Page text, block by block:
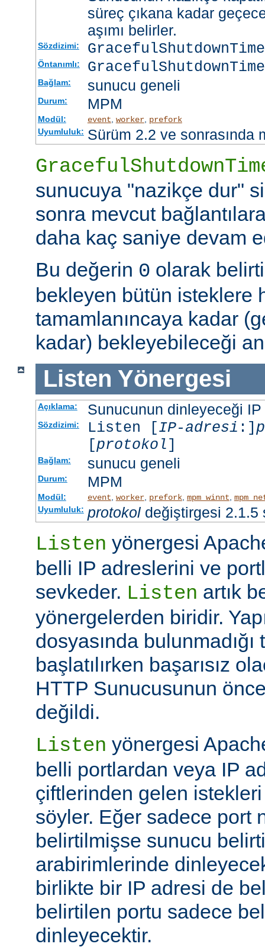
süreç çıkana kadar
aşımı belirler.
Sözdizimi:
Öntanımlı:
Bağlam: sunucu geneli
Durum: MPM
Modül: event, worker, prefork
Uyumluluk: Sürüm 2.2 ve sonrasında
sunucuya "nazikçe dur"
sonra mevcut
daha kaç saniye devam
Bu değerin 0 olarak
bekleyen bütün isteklere
tamamlanıncaya kadar
kadar) bekleyebileceği
Listen Yönergesi
Açıklama: Sunucunun dinleyeceği
Sözdizimi: Listen [IP-adresi :]
[protokol]
Bağlam: sunucu geneli
Durum: MPM
Modül: event worker, prefork, mpm_winnt
Uyumluluk: protokoldeğiştirgesi 2.1.5
Listen yönergesi
belli IP adreslerini ve
sevkeder. Listen artık
yönergelerden biridir.
dosyasında
başlatılırken başarısız
HTTP Sunucusunun
değildi.
Listen yönergesi
belli portlardan veya IP
çiftlerinden gelen
söyler. Eğer sadece port
belirtilmişse sunucu
arabirimlerinde
birlikte bir IP adresi de
belirtilen portu sadece
dinleyecektir.